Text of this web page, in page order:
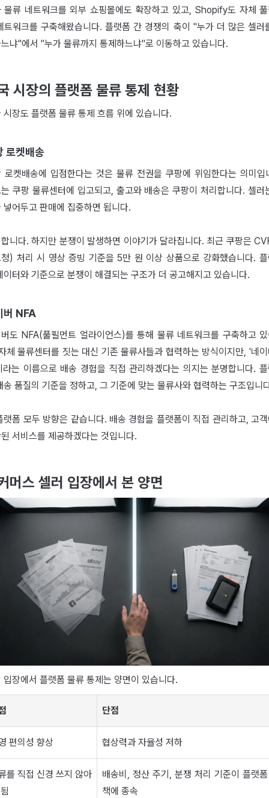
물류 네트워크를 외부 쇼핑몰에도 확장하고 있고, Shopify도 자체
트워크를 구축해왔습니다. 플랫폼 간 경쟁의 축이 "누가 더 많은 셀러
냐"에서 "누가 물류까지 통제하느냐"로 이동하고 있습니다.
시장의 플랫폼 물류 통제 현황
시장도 플랫폼 물류 통제 흐름 위에 있습니다.
로켓배송
로켓배송에 입점한다는 것은 물류 전권을 쿠팡에 위임한다는 의미입
쿠팡 물류센터에 입고되고, 출고와 배송은 쿠팡이 처리합니다. 셀러
넣어두고 판매에 집중하면 됩니다.
니다. 하지만 분쟁이 발생하면 이야기가 달라집니다. 최근 쿠팡은
) 처리 시 영상 증빙 기준을 5만 원 이상 상품으로 강화했습니다.
이터와 기준으로 분쟁이 해결되는 구조가 더 공고해지고 있습니다.
버 NFA
도 NFA(풀필먼트 얼라이언스)를 통해 물류 네트워크를 구축하고
체 물류센터를 짓는 대신 기존 물류사들과 협력하는 방식이지만, '네
라는 이름으로 배송 경험을 직접 관리하겠다는 의지는 분명합니다.
송 품질의 기준을 정하고, 그 기준에 맞는 물류사와 협력하는 구조입니
랫폼 모두 방향은 같습니다. 배송 경험을 플랫폼이 직접 관리하고, 고
서비스를 제공하겠다는 것입니다.
머스 셀러 입장에서 본 양면
입장에서 플랫폼 물류 통제는 양면이 있습니다.
단점
편의성 향상 협상력과 자율성 저하
를 직접 신경 쓰지 않아
배송비, 정산 주기, 분쟁 처리 기준이 플랫
책에 종속